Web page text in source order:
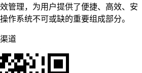
管理，为用户提供了便捷、高效、安
作系统不可或缺的重要组成部分。
道